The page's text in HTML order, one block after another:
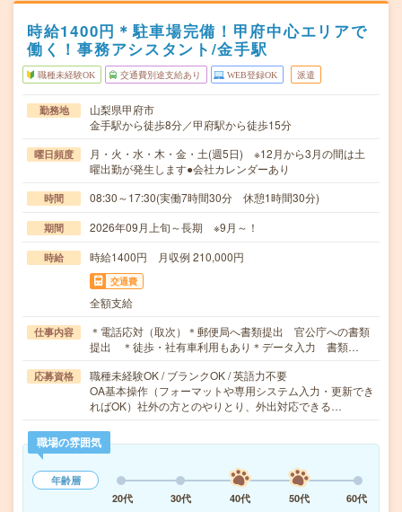
時給1400円＊駐車場完備！甲府中心エリアで
働く！事務アシスタント/金手駅
職種未経験OK 交通費別途支給あり WEB登録OK 派遣
勤務地
山梨県甲府市
金手駅から徒歩8分／甲府駅から徒歩15分
曜日頻度
月・火・水・木・金・土(週5日) ※12月から3月の間は土
曜出勤が発生します●会社カレンダーあり
時間 08:30～17:30(実働7時間30分 休憩1時間30分)
期間 2026年09月上旬～長期 ※9月～！
時給 時給1400円 月収例 210,000円
交通費
全額支給
仕事内容
＊電話応対（取次）＊郵便局へ書類提出 官公庁への書類
提出 ＊徒歩・社有車利用もあり＊データ入力 書類…
応募資格
職種未経験OK / ブランクOK / 英語力不要
OA基本操作（フォーマットや専用システム入力・更新でき
ればOK）社外の方とのやりとり、外出対応できる…
職場の雰囲気
年齢層
20代
30代 40代 50代
60代